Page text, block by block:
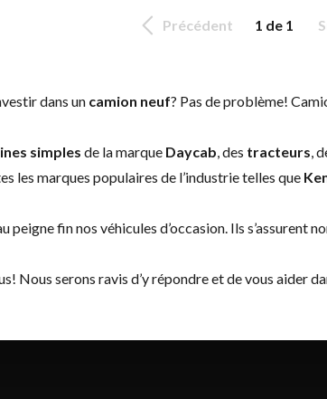
Précédent 1 de 1
dans un camion neuf? Pas de problème!
simples de la marque Daycab, des tracteurs,
les marques populaires de l’industrie telles que
fin nos véhicules d’occasion. Ils s’assurent
! Nous serons ravis d’y répondre et de vous aider